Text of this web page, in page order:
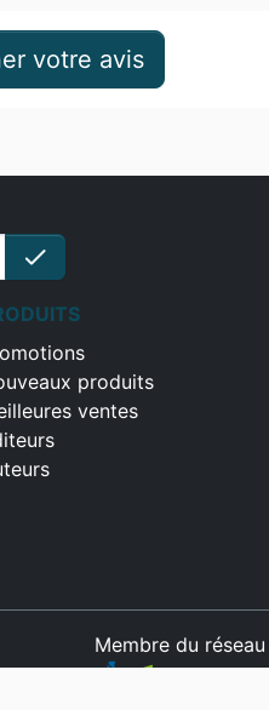
votre avis
check
produits
ventes
Membre du réseau